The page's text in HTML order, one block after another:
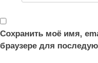
Сохранить моё имя,
браузере для